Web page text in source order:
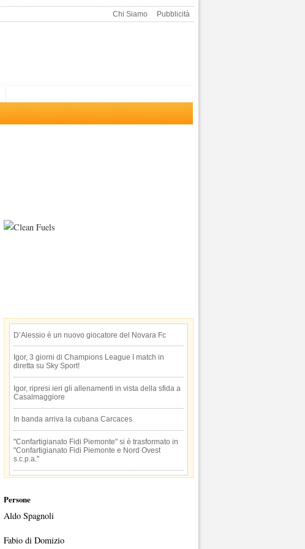
Chi Siamo Pubblicità
D’Alessio è un nuovo giocatore del Novara Fc
Igor, 3 giorni di Champions League I match in
diretta su Sky Sport!
Igor, ripresi ieri gli allenamenti in vista della sfida a
Casalmaggiore
In banda arriva la cubana Carcaces
"Confartigianato Fidi Piemonte" si è trasformato in
"Confartigianato Fidi Piemonte e Nord Ovest
s.c.p.a."
Persone
Aldo Spagnoli
Fabio di Domizio